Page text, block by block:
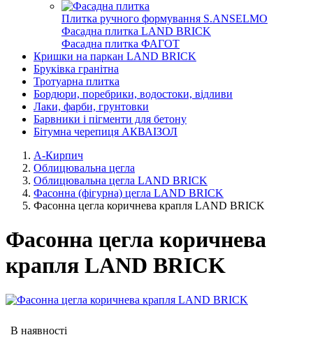
Плитка ручного формування S.ANSELMO
Фасадна плитка LAND BRICK
Фасадна плитка ФАГОТ
Кришки на паркан LAND BRICK
Бруківка гранітна
Тротуарна плитка
Бордюри, поребрики, водостоки, відливи
Лаки, фарби, грунтовки
Барвники і пігменти для бетону
Бітумна черепиця АКВАІЗОЛ
А-Кирпич
Облицювальна цегла
Облицювальна цегла LAND BRICK
Фасонна (фігурна) цегла LAND BRICK
Фасонна цегла коричнева крапля LAND BRICK
Фасонна цегла коричнева
крапля LAND BRICK
В наявності